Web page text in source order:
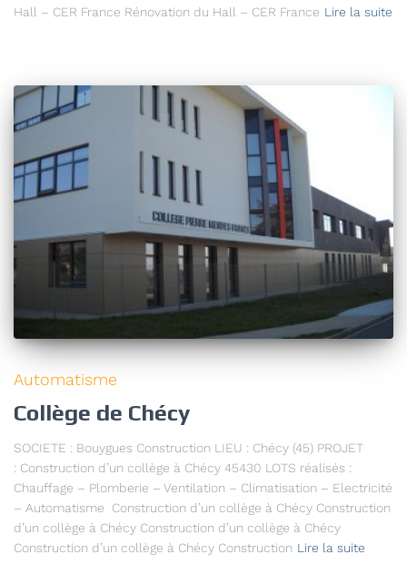
Hall – CER France Rénovation du Hall – CER France Lire la suite
Automatisme
Collège de Chécy
SOCIETE : Bouygues Construction LIEU : Chécy (45) PROJET
: Construction d’un collège à Chécy 45430 LOTS réalisés :
Chauffage – Plomberie – Ventilation – Climatisation – Electricité
– Automatisme Construction d’un collège à Chécy Construction
d’un collège à Chécy Construction d’un collège à Chécy
Construction d’un collège à Chécy Construction Lire la suite